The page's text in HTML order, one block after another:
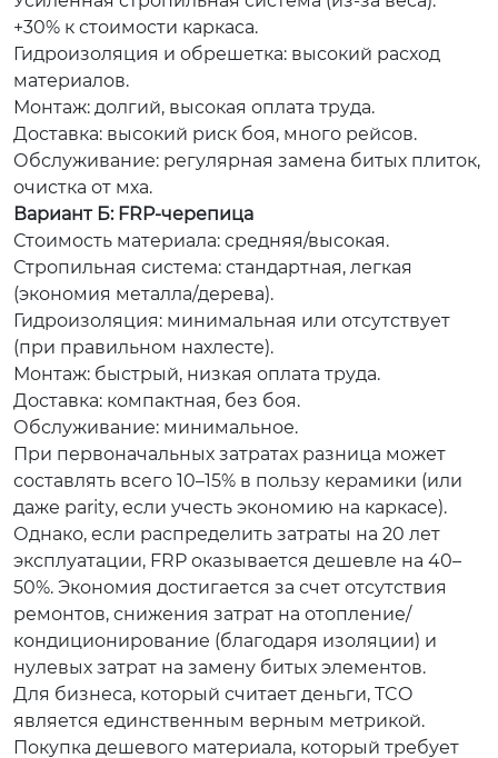
+30% к стоимости каркаса.
Гидроизоляция и обрешетка: высокий расход
материалов.
Монтаж: долгий, высокая оплата труда.
Доставка: высокий риск боя, много рейсов.
Обслуживание: регулярная замена битых плиток,
очистка от мха.
Вариант Б: FRP-черепица
Стоимость материала: средняя/высокая.
Стропильная система: стандартная, легкая
(экономия металла/дерева).
Гидроизоляция: минимальная или отсутствует
(при правильном нахлесте).
Монтаж: быстрый, низкая оплата труда.
Доставка: компактная, без боя.
Обслуживание: минимальное.
При первоначальных затратах разница может
составлять всего 10–15% в пользу керамики (или
даже parity, если учесть экономию на каркасе).
Однако, если распределить затраты на 20 лет
эксплуатации, FRP оказывается дешевле на 40–
50%. Экономия достигается за счет отсутствия
ремонтов, снижения затрат на отопление/
кондиционирование (благодаря изоляции) и
нулевых затрат на замену битых элементов.
Для бизнеса, который считает деньги, TCO
является единственным верным метрикой.
Покупка дешевого материала, который требует